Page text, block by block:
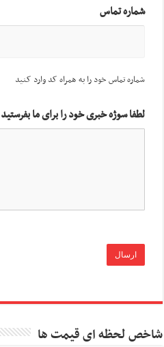
شماره تماس
شماره تماس خود را به همراه کد وارد کنید
لطفا سوژه خبری خود را برای ما بفرستید
شاخص لحظه ای قیمت ها